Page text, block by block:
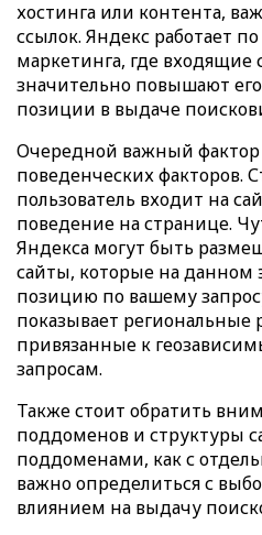
хостинга или контента,
ссылок. Яндекс работает
маркетинга, где входящие
значительно повышают
позиции в выдаче
Очередной важный фактор
поведенческих факторов.
пользователь входит на
поведение на странице.
Яндекса могут быть
сайты, которые на данном
позицию по вашему
показывает региональные
привязанные к
запросам.
Также стоит обратить
поддоменов и структуры
поддоменами, как с
важно определиться с
влиянием на выдачу